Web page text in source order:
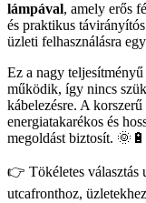
lámpával, amely erős
és praktikus
üzleti felhasználásra
Ez a nagy
működik, így nincs
kábelezésre. A
energiatakarékos és
megoldást biztosít. 🌞🔋
👉 Tökéletes választás
utcafronthoz,